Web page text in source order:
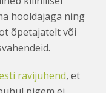
hooldajaga ning
õpetajatelt või
ravijuhend, et